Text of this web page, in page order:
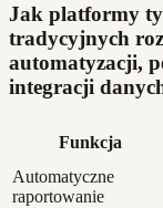
Jak platformy
tradycyjnych
automatyzacji,
integracji
Funkcja
Automatyczne
raportowanie